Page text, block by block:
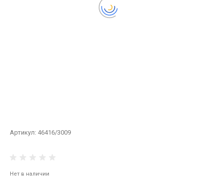
Артикул: 46416/3009
Нет в наличии